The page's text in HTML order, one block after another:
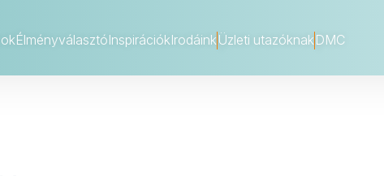
ÉlményválasztóInspirációkIrodáink│
Üzleti utazóknak│
DMC